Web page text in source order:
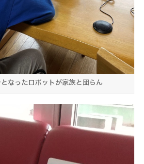
なったロボットが家族と団らん